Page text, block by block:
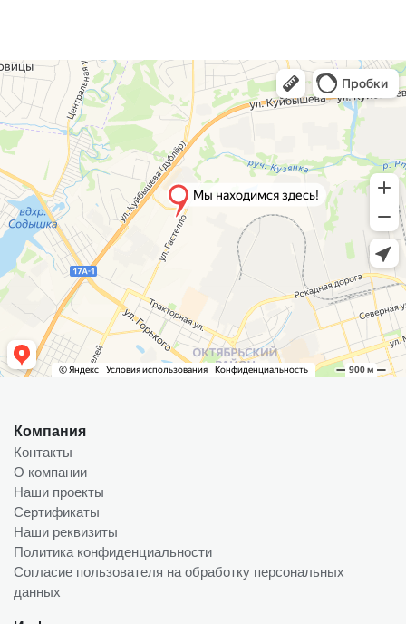
Компания
Контакты
О компании
Наши проекты
Сертификаты
Наши реквизиты
Политика конфиденциальности
Согласие пользователя на обработку персональных
данных